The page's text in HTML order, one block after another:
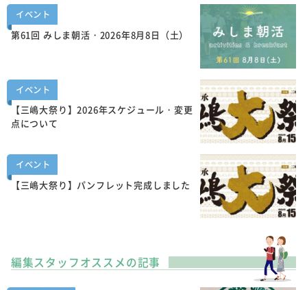
イベント
第61回 みしま朝活・2026年8月8日（土）
イベント
【三嶋大祭り】2026年スケジュール・変更
点について
イベント
【三嶋大祭り】パンフレット完成しました
編集スタッフオススメの記事